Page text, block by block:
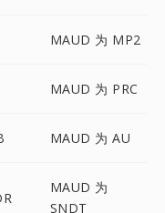
MAUD 为 MP2
MAUD 为 PRC
MAUD 为 AU
MAUD 为
SNDT